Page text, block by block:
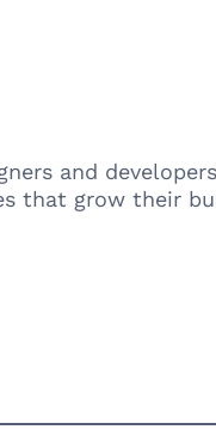
and
that grow their